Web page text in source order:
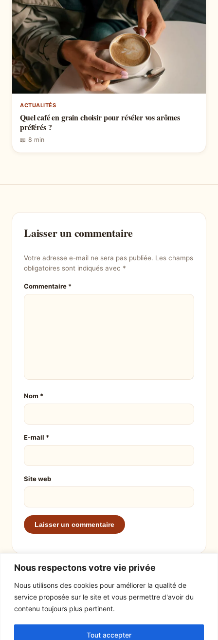
Nous respectons votre vie privée
Nous utilisons des cookies pour améliorer la qualité de
service proposée sur le site et vous permettre d'avoir du
contenu toujours plus pertinent.
Tout accepter
ACTUALITÉS
Quel café en grain choisir pour révéler vos arômes
préférés ?
📖 8 min
Laisser un commentaire
Votre adresse e-mail ne sera pas publiée. Les champs
obligatoires sont indiqués avec *
Commentaire *
Nom *
E-mail *
Site web
Actualités